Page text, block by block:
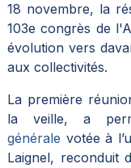
18 novembre, la
103e congrès de
évolution vers
aux collectivités.
La première
la veille, a
générale votée à
Laignel, reconduit